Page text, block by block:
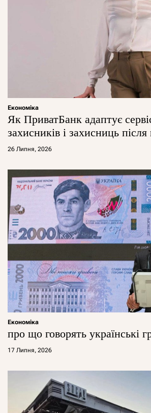
Економіка
Як ПриватБанк адаптує
захисників і захисниць
26 Липня, 2026
Економіка
про що говорять українські
17 Липня, 2026